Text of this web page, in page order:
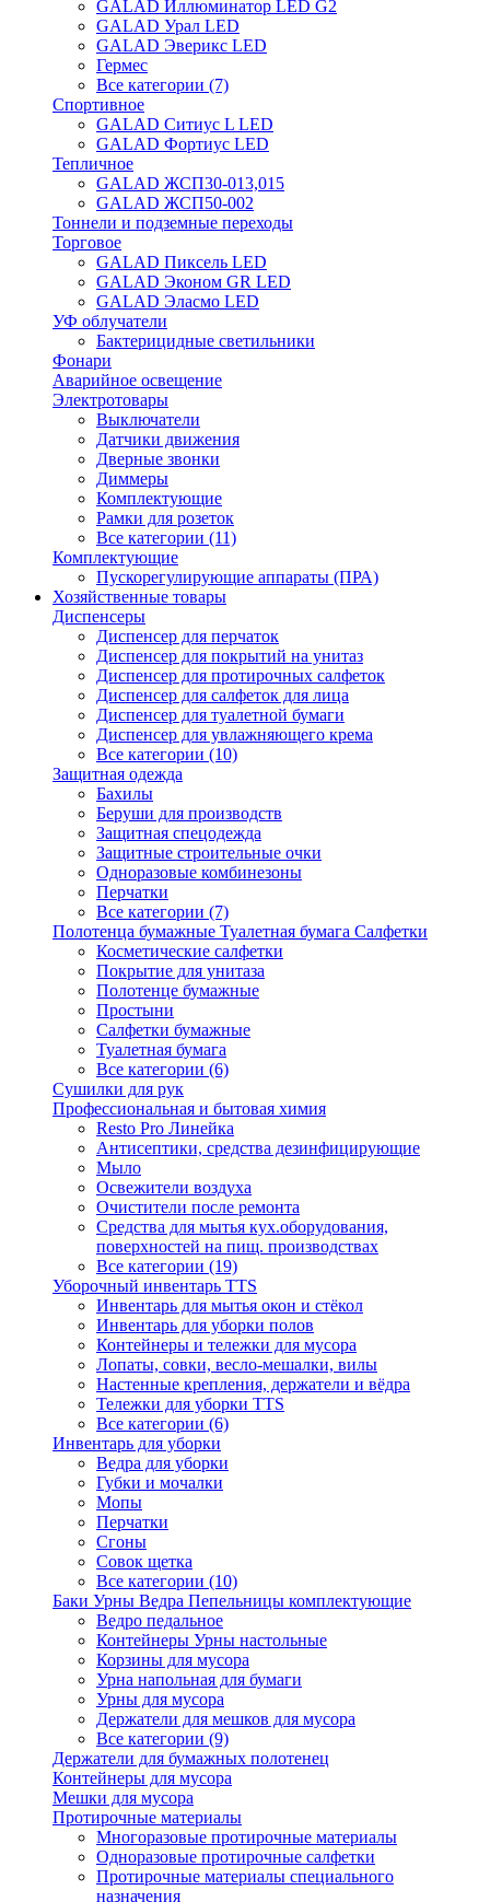
GALAD Иллюминатор LED G2
GALAD Урал LED
GALAD Эверикс LED
Гермес
Все категории (7)
Спортивное
GALAD Ситиус L LED
GALAD Фортиус LED
Тепличное
GALAD ЖСП30-013,015
GALAD ЖСП50-002
Тоннели и подземные переходы
Торговое
GALAD Пиксель LED
GALAD Эконом GR LED
GALAD Эласмо LED
УФ облучатели
Бактерицидные светильники
Фонари
Аварийное освещение
Электротовары
Выключатели
Датчики движения
Дверные звонки
Диммеры
Комплектующие
Рамки для розеток
Все категории (11)
Комплектующие
Пускорегулирующие аппараты (ПРА)
Хозяйственные товары
Диспенсеры
Диспенсер для перчаток
Диспенсер для покрытий на унитаз
Диспенсер для протирочных салфеток
Диспенсер для салфеток для лица
Диспенсер для туалетной бумаги
Диспенсер для увлажняющего крема
Все категории (10)
Защитная одежда
Бахилы
Беруши для производств
Защитная спецодежда
Защитные строительные очки
Одноразовые комбинезоны
Перчатки
Все категории (7)
Полотенца бумажные Туалетная бумага Салфетки
Косметические салфетки
Покрытие для унитаза
Полотенце бумажные
Простыни
Салфетки бумажные
Туалетная бумага
Все категории (6)
Сушилки для рук
Профессиональная и бытовая химия
Resto Pro Линейка
Антисептики, средства дезинфицирующие
Мыло
Освежители воздуха
Очистители после ремонта
Средства для мытья кух.оборудования,
поверхностей на пищ. производствах
Все категории (19)
Уборочный инвентарь TTS
Инвентарь для мытья окон и стёкол
Инвентарь для уборки полов
Контейнеры и тележки для мусора
Лопаты, совки, весло-мешалки, вилы
Настенные крепления, держатели и вёдра
Тележки для уборки TTS
Все категории (6)
Инвентарь для уборки
Ведра для уборки
Губки и мочалки
Мопы
Перчатки
Сгоны
Совок щетка
Все категории (10)
Баки Урны Ведра Пепельницы комплектующие
Ведро педальное
Контейнеры Урны настольные
Корзины для мусора
Урна напольная для бумаги
Урны для мусора
Держатели для мешков для мусора
Все категории (9)
Держатели для бумажных полотенец
Контейнеры для мусора
Мешки для мусора
Протирочные материалы
Многоразовые протирочные материалы
Одноразовые протирочные салфетки
Протирочные материалы специального
назначения